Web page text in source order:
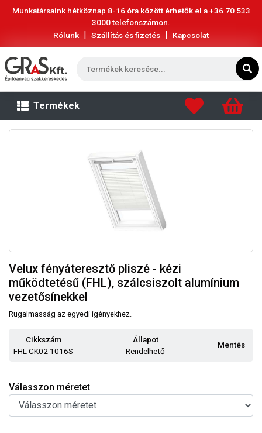
Munkatársaink hétköznap 8-16 óra között érhetők el a+36 70 533
3000telefonszámon.
Rólunk | Szállítás és fizetés | Kapcsolat
Termékek
Velux fényáteresztő pliszé - kézi
működtetésű (FHL), szálcsiszolt alumínium
vezetősínekkel
Rugalmasság az egyedi igényekhez.
Cikkszám
FHL CK02 1016S
Állapot
Rendelhető
Mentés
Válasszon méretet